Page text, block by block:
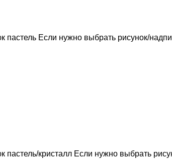
пастель Если нужно выбрать рисунок/
пастель/кристалл Если нужно выбрать